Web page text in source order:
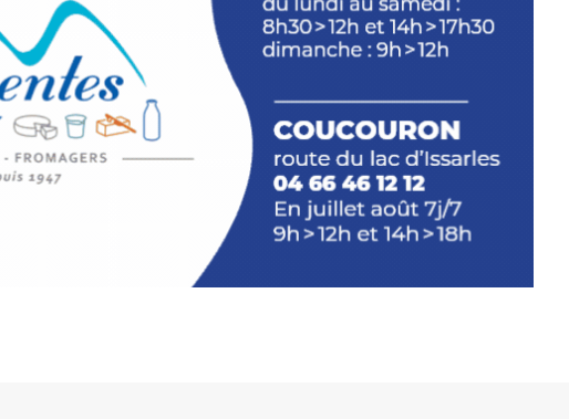
INTERVIEW
STRADA Bernard Turle, vous avez ouvert une